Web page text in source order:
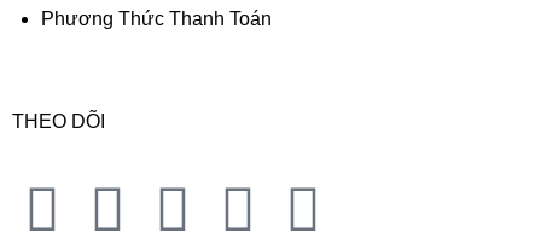
Phương Thức Thanh Toán
THEO DÕI